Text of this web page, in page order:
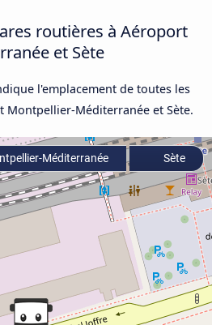
routières à Aéroport
et Sète
l'emplacement de toutes les
Montpellier-Méditerranée et Sète.
Méditerranée Sète